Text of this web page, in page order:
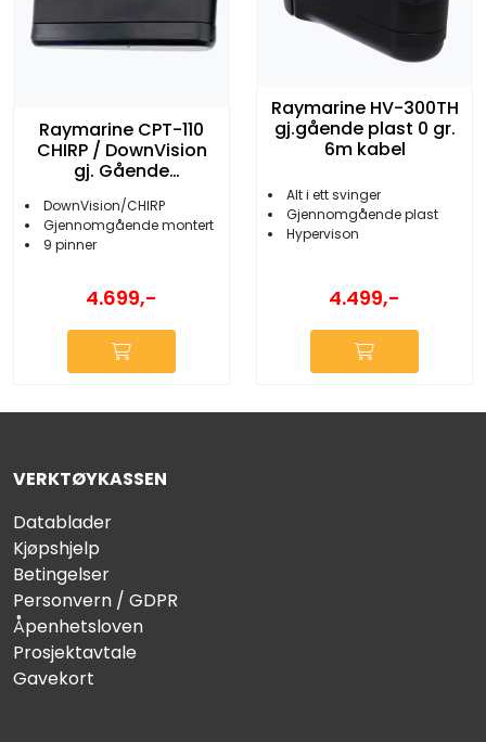
Raymarine CPT-110
CHIRP / DownVision
gj. Gående
plastsvinger
DownVision/CHIRP
Gjennomgående montert
9 pinner
4.699,-
Raymarine HV-300TH
gj.gående plast 0 gr.
6m kabel
Alt i ett svinger
Gjennomgående plast
Hypervison
4.499,-
VERKTØYKASSEN
Datablader
Kjøpshjelp
Betingelser
Personvern / GDPR
Åpenhetsloven
Prosjektavtale
Gavekort